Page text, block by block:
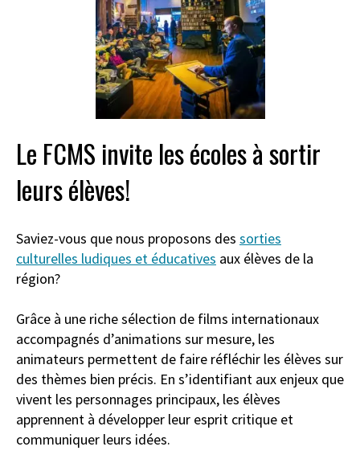
Le FCMS invite les écoles à sortir
leurs élèves!
Saviez-vous que nous proposons des sorties
culturelles ludiques et éducatives aux élèves de la
région?
Grâce à une riche sélection de films internationaux
accompagnés d’animations sur mesure, les
animateurs permettent de faire réfléchir les élèves sur
des thèmes bien précis. En s’identifiant aux enjeux que
vivent les personnages principaux, les élèves
apprennent à développer leur esprit critique et
communiquer leurs idées.